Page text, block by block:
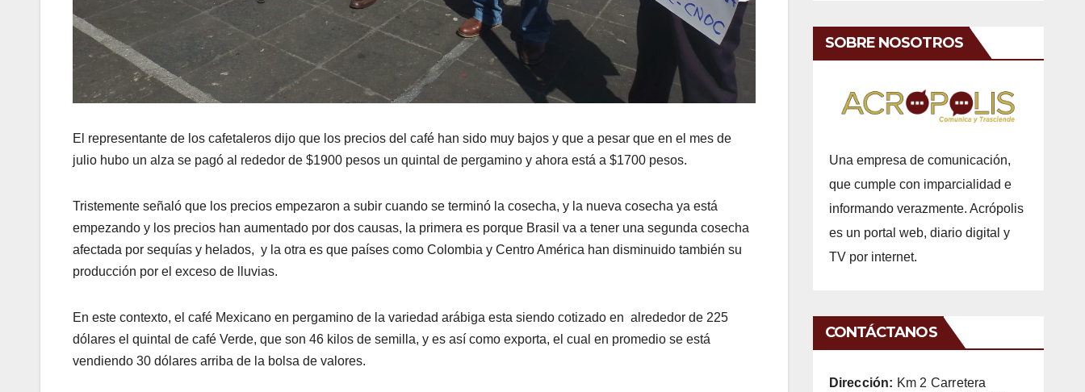
El representante de los cafetaleros dijo que los precios del café han sido muy bajos y que a pesar que en el mes de
julio hubo un alza se pagó al rededor de $1900 pesos un quintal de pergamino y ahora está a $1700 pesos.
Tristemente señaló que los precios empezaron a subir cuando se terminó la cosecha, y la nueva cosecha ya está
empezando y los precios han aumentado por dos causas, la primera es porque Brasil va a tener una segunda cosecha
afectada por sequías y helados, y la otra es que países como Colombia y Centro América han disminuido también su
producción por el exceso de lluvias.
En este contexto, el café Mexicano en pergamino de la variedad arábiga esta siendo cotizado en alrededor de 225
dólares el quintal de café Verde, que son 46 kilos de semilla, y es así como exporta, el cual en promedio se está
vendiendo 30 dólares arriba de la bolsa de valores.
SOBRE NOSOTROS
Una empresa de comunicación,
que cumple con imparcialidad e
informando verazmente. Acrópolis
es un portal web, diario digital y
TV por internet.
CONTÁCTANOS
Dirección: Km 2 Carretera